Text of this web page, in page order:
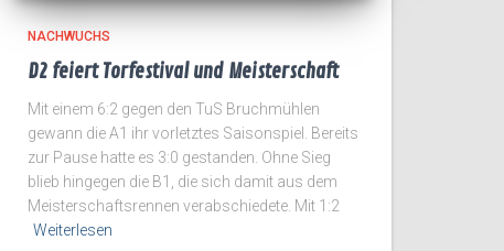
NACHWUCHS
D2 feiert Torfestival und Meisterschaft
Mit einem 6:2 gegen den TuS Bruchmühlen
gewann die A1 ihr vorletztes Saisonspiel. Bereits
zur Pause hatte es 3:0 gestanden. Ohne Sieg
blieb hingegen die B1, die sich damit aus dem
Meisterschaftsrennen verabschiedete. Mit 1:2
Weiterlesen